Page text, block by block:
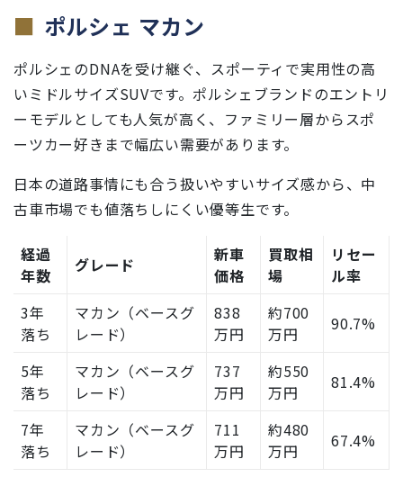
ポルシェ マカン
ポルシェのDNAを受け継ぐ、スポーティで実用性の高
いミドルサイズSUVです。ポルシェブランドのエントリ
ーモデルとしても人気が高く、ファミリー層からスポ
ーツカー好きまで幅広い需要があります。
日本の道路事情にも合う扱いやすいサイズ感から、中
古車市場でも値落ちしにくい優等生です。
経過
年数
グレード
新車
価格
買取相
場
リセー
ル率
3年
落ち
マカン（ベースグ
レード）
838
万円
約700
万円
90.7%
5年
落ち
マカン（ベースグ
レード）
737
万円
約550
万円
81.4%
7年
落ち
マカン（ベースグ
レード）
711
万円
約480
万円
67.4%